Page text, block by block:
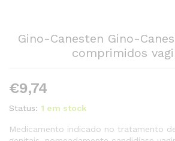
Gino-Canesten Gino-
comprimidos
€9,74
Status: 1 em stock
Medicamento indicado no tratamento